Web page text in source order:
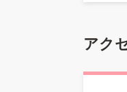
アク